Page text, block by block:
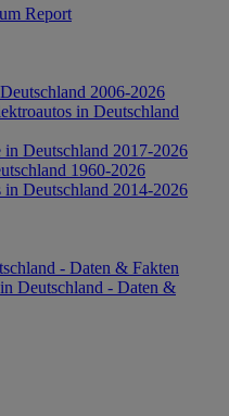
Report
2006-2026
in Deutschland
Deutschland 2017-2026
1960-2026
Deutschland 2014-2026
- Daten & Fakten
Deutschland - Daten &